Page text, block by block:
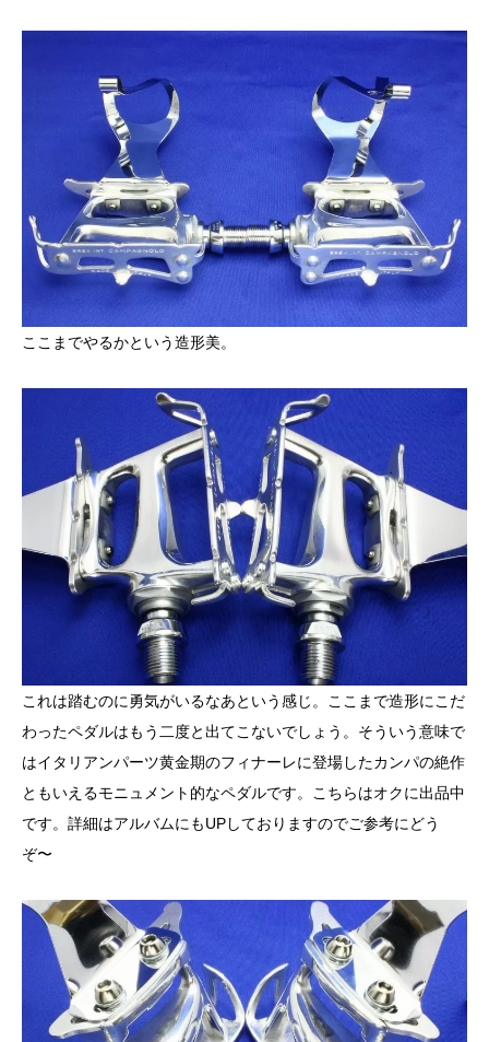
ここまでやるかという造形美。
これは踏むのに勇気がいるなあという感じ。ここまで造形にこだ
わったペダルはもう二度と出てこないでしょう。そういう意味で
はイタリアンパーツ黄金期のフィナーレに登場したカンパの絶作
ともいえるモニュメント的なペダルです。こちらはオクに出品中
です。詳細はアルバムにもUPしておりますのでご参考にどう
ぞ〜